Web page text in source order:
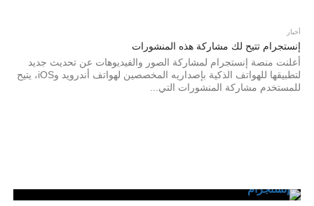
أخبار
إنستجرام تتيح لك مشاركة هذه المنشورات
أعلنت منصة إنستجرام لمشاركة الصور والفيديوهات عن تحديث جديد
لتطبيقها للهواتف الذكية بإصداريه المخصصين لهواتف أندرويد وiOS، يتيح
للمستخدم مشاركة المنشورات التي...